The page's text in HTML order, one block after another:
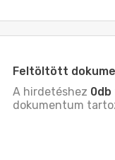
Feltöltött
A hirdetéshez 0db
dokumentum